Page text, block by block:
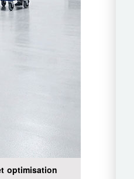
optimisation